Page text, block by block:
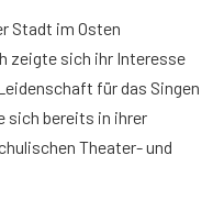
Stadt im Osten
zeigte sich ihr Interesse
für das Singen
sich bereits in ihrer
Theater- und